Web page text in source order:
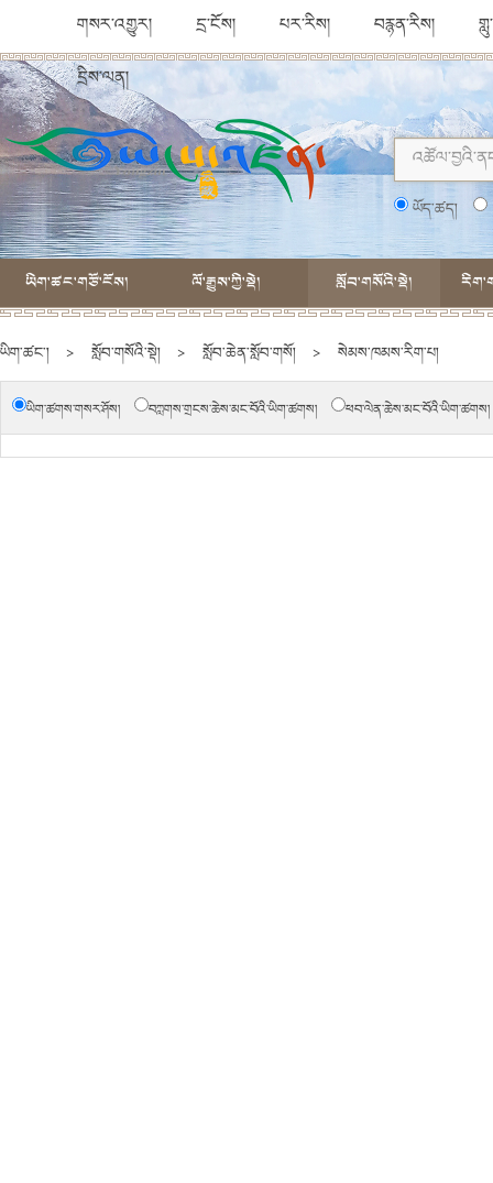
གསར་འགྱུར། དྲ་ངོས། པར་རིས། བརྙན་རིས།
དྲིས་ལན།
ཡོད་ཚད།
ཡིག་ཚང་གཙོ་ངོས། ལོ་རྒྱུས་ཀྱི་སྡེ། སློབ་གསོའི་སྡེ།
ཡིག་ཚང་། > སློབ་གསོའི་སྡེ། > སློབ་ཆེན་སློབ་གསོ། > སེམས་ཁམས་རིག་པ།
ཡིག་ཚགས་གསར་ཤོས། བཀླགས་གྲངས་ཆེས་མང་བོའི་ཡིག་ཚགས། ཕབ་ལེན་ཆེས་མང་བོའི་ཡིག་ཚགས།